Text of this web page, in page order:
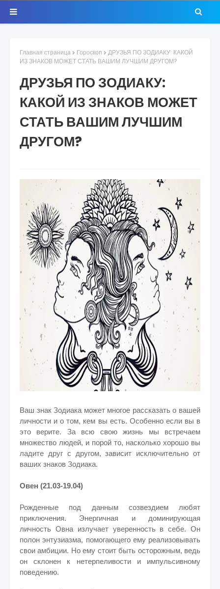
Главная страница Гороскоп
ДРУЗЬЯ ПО ЗОДИАКУ: КАКОЙ
ИЗ ЗНАКОВ МОЖЕТ СТАТЬ ВАШИМ ЛУЧШИМ ДРУГОМ?
ДРУЗЬЯ ПО ЗОДИАКУ:
КАКОЙ ИЗ ЗНАКОВ МОЖЕТ
СТАТЬ ВАШИМ ЛУЧШИМ
ДРУГОМ?
Ваш знак Зодиака может многое рассказать о вашей
личности и о том, кем вы есть. Особенно если вы в
это верите. За всю свою жизнь мы встречаем
множество людей, и порой то, насколько хорошо вы
ладите друг с другом, зависит исключительно от
ваших знаков Зодиака.
Овен (21.03-19.04)
Рожденные под данным созвездием любят
приключения. Энергичная и доминирующая
личность Овна излучает уверенность в себе. Он
полон энтузиазма, помогающего ему реализовывать
свои амбиции. Но ему стоит быть осторожным, ведь
он склонен к нетерпеливости и импульсивному
поведению.